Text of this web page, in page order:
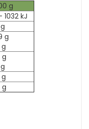
g
kJ
g
g
g
g